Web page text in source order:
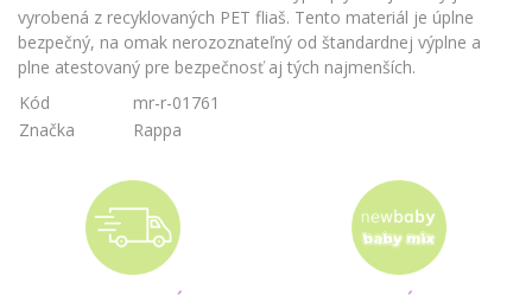
vyrobená z recyklovaných PET fliaš. Tento materiál je úplne
bezpečný, na omak nerozoznateľný od štandardnej výplne a
plne atestovaný pre bezpečnosť aj tých najmenších.
Kód
mr-r-01761
Značka
Rappa